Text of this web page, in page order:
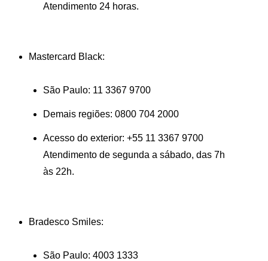
Atendimento 24 horas.
Mastercard Black:
São Paulo: 11 3367 9700
Demais regiões: 0800 704 2000
Acesso do exterior: +55 11 3367 9700
Atendimento de segunda a sábado, das 7h
às 22h.
Bradesco Smiles:
São Paulo: 4003 1333